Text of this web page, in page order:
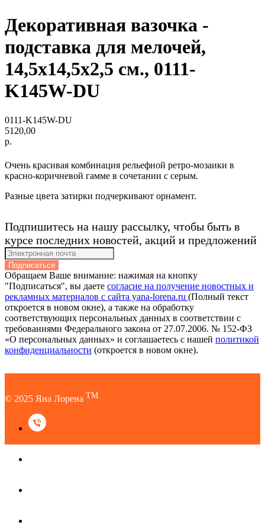
Декоративная вазочка -
подставка для мелочей,
14,5x14,5x2,5 см., 0111-
K145W-DU
0111-K145W-DU
5120,00
р.
Очень красивая комбинация рельефной ретро-мозаики в
красно-коричневой гамме в сочетании с серым.
Разные цвета затирки подчеркивают орнамент.
Подпишитесь на нашу рассылку, чтобы быть в
курсе последних новостей, акций и предложений
Подписаться
Обращаем Ваше внимание: нажимая на кнопку
"Подписаться", вы даете согласие на получение новостных и
рекламных материалов с сайта yana-lorena.ru (Полный текст
откроется в новом окне), а также на обработку
соответствующих персональных данных в соответствии с
требованиями Федерального закона от 27.07.2006. № 152-ФЗ
«О персональных данных» и соглашаетесь c нашей политикой
конфиденциальности (откроется в новом окне).
© 2025 Яна Лорена TM